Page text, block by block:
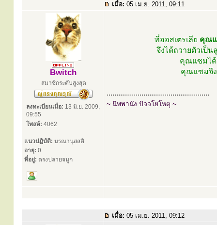
เมื่อ: 05 เม.ย. 2011, 09:11
Bwitch
สมาชิกระดับสูงสุด
ลงทะเบียนเมื่อ: 13 มิ.ย. 2009,
09:55
โพสต์: 4062
แนวปฏิบัติ: มรณานุสสติ
อายุ: 0
ที่อยู่: ตรงปลายจมูก
ที่ออสเตรเลีย คุณแ
จึงได้ถวายตัวเป็
คุณแซมได้
คุณแซมจึง
.....................................................
~ นิพพานัง ปัจจโยโหตุ ~
เมื่อ: 05 เม.ย. 2011, 09:12